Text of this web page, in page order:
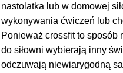
nastolatka lub w domowej
wykonywania ćwiczeń lub
Ponieważ crossfit to sposób
do siłowni wybierają inny
odczuwają niewiarygodną